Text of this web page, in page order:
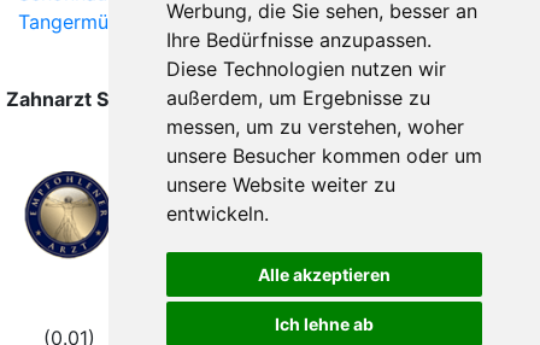
Werbung, die Sie sehen, besser an
Ihre Bedürfnisse anzupassen.
Diese Technologien nutzen wir
außerdem, um Ergebnisse zu
messen, um zu verstehen, woher
unsere Besucher kommen oder um
unsere Website weiter zu
entwickeln.
Alle akzeptieren
Ich lehne ab
Tangermünde
| Wust-Fischbeck |
Zahnarzt Stendal wurde zuletzt am 07. August 2026 um
00:00:08 Uhr aktualisiert.
Folgen Sie uns
(0.01) © 2004 - 2026 DEV AG | Zahnarztsuche